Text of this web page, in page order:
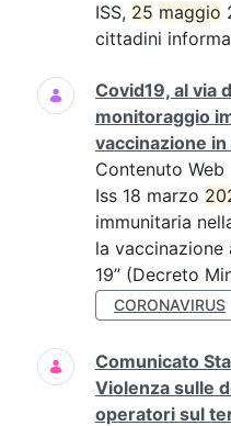
ISS, 25 maggio
cittadini
Covid19, al via
monitoraggio
vaccinazione in
Contenuto Web
Iss 18 marzo
immunitaria
la vaccinazione
19” (Decreto
CORONAVIRUS
Comunicato
Violenza sulle
operatori sul